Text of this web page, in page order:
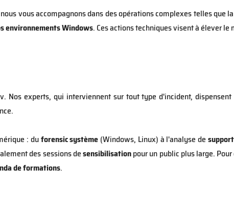
vous accompagnons dans des opérations complexes telles que la
environnements Windows. Ces actions techniques visent à élever
Nos experts, qui interviennent sur tout type d'incident, dispensent
: duforensic système (Windows, Linux) à l'analyse de
des sessions desensibilisationpour un public plus large.
de formations.